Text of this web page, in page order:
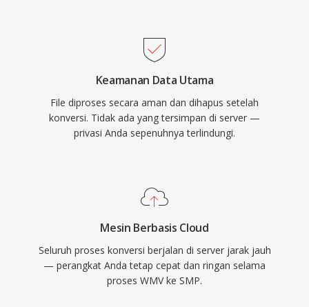
Keamanan Data Utama
File diproses secara aman dan dihapus setelah
konversi. Tidak ada yang tersimpan di server —
privasi Anda sepenuhnya terlindungi.
Mesin Berbasis Cloud
Seluruh proses konversi berjalan di server jarak jauh
— perangkat Anda tetap cepat dan ringan selama
proses WMV ke SMP.